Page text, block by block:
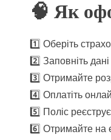
🧠 Як
1️⃣ Оберіть
2️⃣ Заповніть дані
3️⃣ Отримайте
4️⃣ Оплатіть
5️⃣ Поліс
6️⃣ Отримайте на